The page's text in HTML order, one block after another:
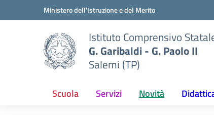
Vai ai contenuti
Vai al menu di navigazioneMinistero dell'Istruzione e del Merito
Istituto Comprensivo
G. Garibaldi - G. Paolo II
Salemi (TP)
Scuola Servizi Novità